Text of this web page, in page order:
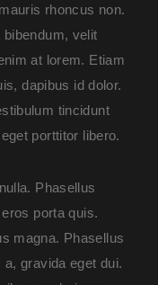
rhoncus non.
velit
at lorem. Etiam
dapibus id dolor.
tincidunt
porttitor libero.
Phasellus
porta quis.
magna. Phasellus
gravida eget dui.